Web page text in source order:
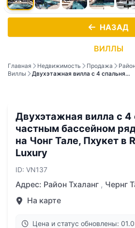
НАЗАД
ВИЛЛЫ
Главная Недвижимость Продажа
Виллы
Двухэтажная вилла с 4 спальня…
Двухэтажная вилла с 4
частным бассейном
на Чонг Тале, Пхукет в
Luxury
ID: VN137
Адрес: Район Тхаланг , Чернг
На карте
Цена и статус обновлены: